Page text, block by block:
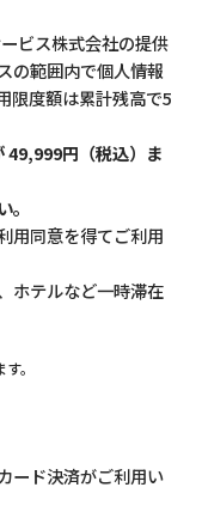
ビス株式会社の提供
の範囲内で個人情報
限度額は累計残高で5
49,999円（税込）ま
用同意を得てご利用
ホテルなど一時滞在
。
ード決済がご利用い